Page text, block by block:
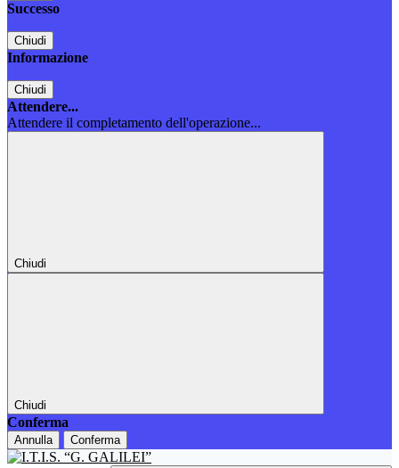
Successo
Chiudi
Informazione
Chiudi
Attendere...
Attendere il completamento dell'operazione...
Chiudi
Chiudi
Conferma
Annulla Conferma